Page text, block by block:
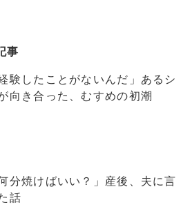
事
験したことがないんだ」あるシ
向き合った、むすめの初潮
分焼けばいい？」産後、夫に言
話